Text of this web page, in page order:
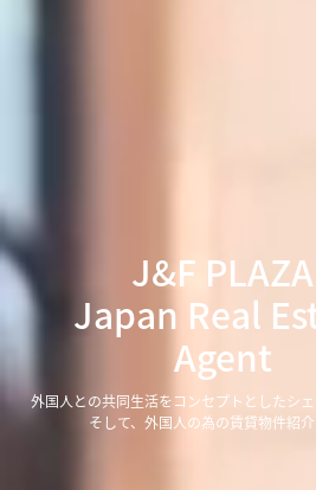
J&F PLAZA
Japan Real
Agent
外国人との共同生活をコンセプトとしたシェ
そして、外国人の為の賃貸物件紹介